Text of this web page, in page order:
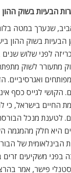
הבעיות בשוק ההון
שנערך במטה
הבעיות בשוק ההון
לפני שלוש
מתעורר לשוק
ואגרסיביים.
הקושי לגייס כסף
החיים בישראל, כי
לטענת מנכל
היא חלק מהמגמה
הבינלאומית של
בפני משקיעים זרים
פישר, אמר